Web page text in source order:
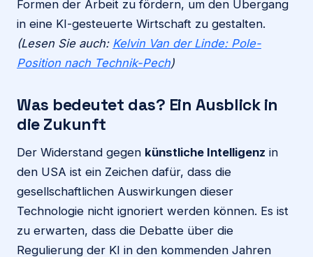
Formen der Arbeit zu fördern, um den Übergang
in eine KI-gesteuerte Wirtschaft zu gestalten.
(Lesen Sie auch: Kelvin Van der Linde: Pole-
Position nach Technik-Pech)
Was bedeutet das? Ein Ausblick in
die Zukunft
Der Widerstand gegen künstliche Intelligenz in
den USA ist ein Zeichen dafür, dass die
gesellschaftlichen Auswirkungen dieser
Technologie nicht ignoriert werden können. Es ist
zu erwarten, dass die Debatte über die
Regulierung der KI in den kommenden Jahren